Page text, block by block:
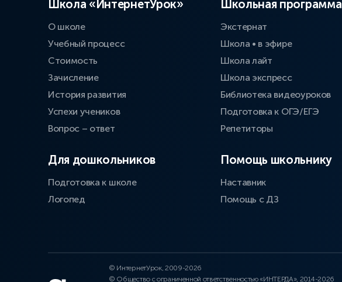
Школа «ИнтернетУрок»
О школе
Учебный процесс
Стоимость
Зачисление
История развития
Успехи учеников
Вопрос – ответ
Для дошкольников
Подготовка к школе
Логопед
Школьная программа
Экстернат
Школа • в эфире
Школа лайт
Школа экспресс
Библиотека видеоуроков
Подготовка к ОГЭ/ЕГЭ
Репетиторы
Помощь школьнику
Наставник
Помощь с ДЗ
© ИнтернетУрок, 2009-2026
© Общество с ограниченной ответственностью «ИНТЕРДА», 2014-2026